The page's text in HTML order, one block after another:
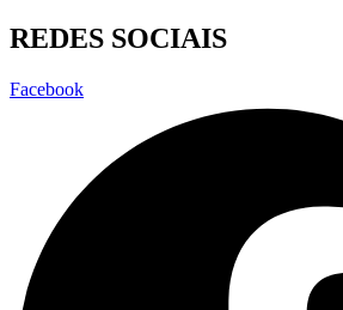
REDES SOCIAIS
Facebook